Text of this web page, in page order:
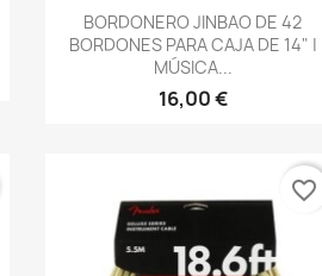
Vista rápida
BORDONERO JINBAO DE 42
BORDONES PARA CAJA DE 14" |
MÚSICA...
16,00 €
favorite_border